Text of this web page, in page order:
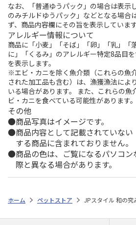
なお、「普通ゆうパック」の場合は表示
のみチルドゆうパック」などとなる場合
ず、商品内容欄にその旨を表示しています
アレルギー情報について
商品に「小麦」「そば」「卵」「乳」「
に」「くるみ」のアレルギー特定8品目
を表示します。
※エビ・カニを除く魚介類（これらの魚
された加工品も含む）は、漁獲漁法によ
いる場合があります。 また、これらの魚
ビ・カニを食べている可能性があります。
その他
商品写真はイメージです。
商品内容として記載されていな
する商品に含まれておりません。
商品の色は、ご覧になるパソコ
際と異なる場合があります。
ホーム ペットストア JPスタイル 和の